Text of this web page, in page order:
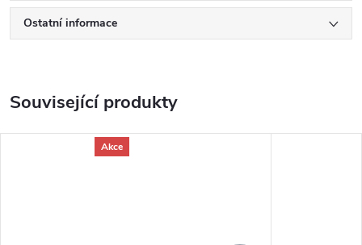
Ostatní informace
Související produkty
Akce